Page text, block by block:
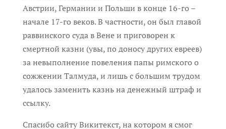
Австрии, Германии и Польши в конце 16-го –
начале 17-го веков. В частности, он был главой
раввинского суда в Вене и приговорен к
смертной казни (увы, по доносу других евреев)
за невыполнение повеления папы римского о
сожжении Талмуда, и лишь с большим трудом
удалось заменить казнь на денежный штраф и
ссылку.
Спасибо сайту Викитекст, на котором я смог